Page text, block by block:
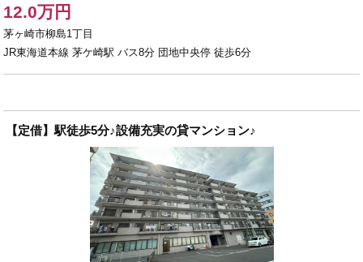
12.0万円
茅ヶ崎市柳島1丁目
JR東海道本線 茅ケ崎駅 バス8分 団地中央停 徒歩6分
【定借】駅徒歩5分♪設備充実の貸マンション♪